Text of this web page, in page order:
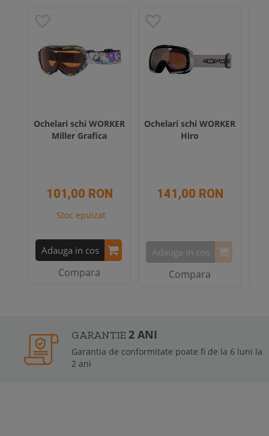
Ochelari schi WORKER
Miller Grafica
101,00 RON
Stoc epuizat
Adauga in cos
Compara
Ochelari schi WORKER
Hiro
141,00 RON
Adauga in cos
Compara
GARANTIE2 ANI
Garantia de conformitate poate fi de la 6 luni la
2 ani